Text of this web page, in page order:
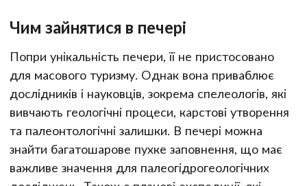
Чим зайнятися в печері
Попри унікальність печери, її не пристосовано
для масового туризму. Однак вона приваблює
дослідників і науковців, зокрема спелеологів, які
вивчають геологічні процеси, карстові утворення
та палеонтологічні залишки. В печері можна
знайти багатошарове пухке заповнення, що має
важливе значення для палеогідрогеологічних